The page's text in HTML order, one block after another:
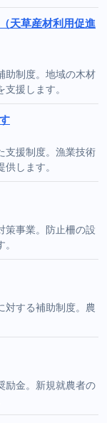
天草産材利用促進
助制度。地域の木材
援します。
支援制度。漁業技術
します。
策事業。防止柵の設
対する補助制度。農
励金。新規就農者の